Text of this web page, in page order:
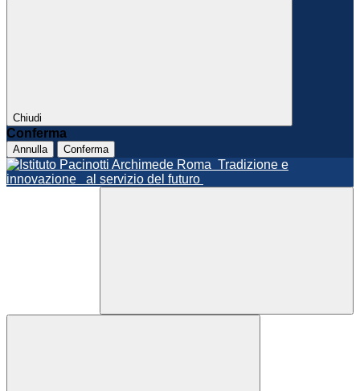
Chiudi
Conferma
Annulla Conferma
Roma Tradizione e
innovazione
al servizio del futuro